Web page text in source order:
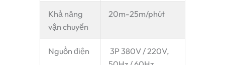
Khả năng
vận chuyển
20m-25m/phút
Nguồn điện
3P 380V / 220V,